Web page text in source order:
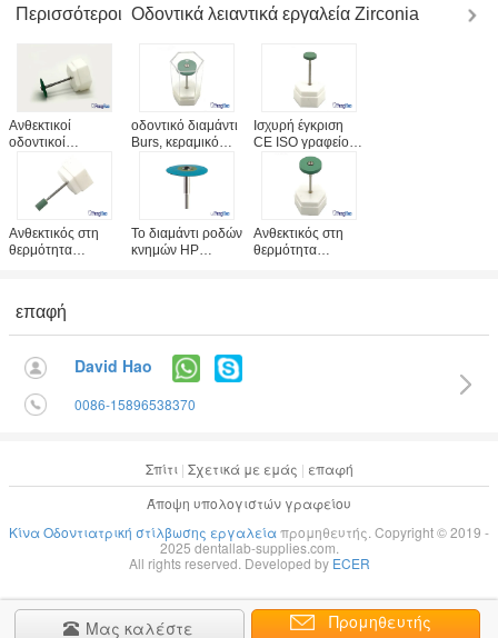
Περισσότεροι Οδοντικά λειαντικά εργαλεία Zirconia
Ανθεκτικοί
οδοντικοί
λειαντικών
διαμαντιών
εργαλείων
Zirconia λειαντικοί
κεραμικοί
οδοντικό διαμάντι
Burs, κεραμικό
μεγέθους
22x4.0mm που
αλέθει το γραφείο
Ισχυρή έγκριση
CE ISO γραφείου
διαμαντιών
Zirconia ροδών
εργαλείων
στίλβωσης
σκληρότητας
οδοντική
Ανθεκτικός στη
θερμότητα
Burs Zirconia
οργάνων
περιστροφικός
Το διαμάντι ροδών
κνημών HP
υδρόψυξη
Ανθεκτικός στη
θερμότητα
22*4.0mm
επαφή
David Hao
0086-15896538370
Σπίτι| Σχετικά με εμάς | επαφή
Άποψη υπολογιστών γραφείου
Κίνα Οδοντιατρική στίλβωσης εργαλείαπρομηθευτής. Copyright © 2019 -
2025 dentallab-supplies.com.
All rights reserved. Developed by ECER
Μας καλέστε Προμηθευτής